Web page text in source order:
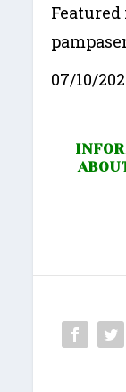
Featured
07/10/